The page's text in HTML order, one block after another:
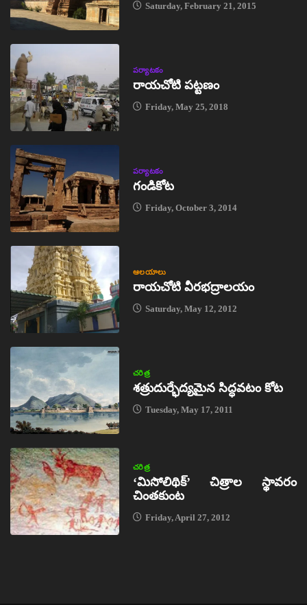
Saturday, February 21, 2015
పర్యాటకం
రాయచోటి పట్టణం
Friday, May 25, 2018
పర్యాటకం
గండికోట
Friday, October 3, 2014
ఆలయాలు
రాయచోటి వీరభద్రాలయం
Saturday, May 12, 2012
చరిత్ర
శత్రుదుర్భేద్యమైన సిద్ధవటం కోట
Tuesday, May 17, 2011
చరిత్ర
‘మిసోలిథిక్‌’ చిత్రాల స్థావరం
చింతకుంట
Friday, April 27, 2012